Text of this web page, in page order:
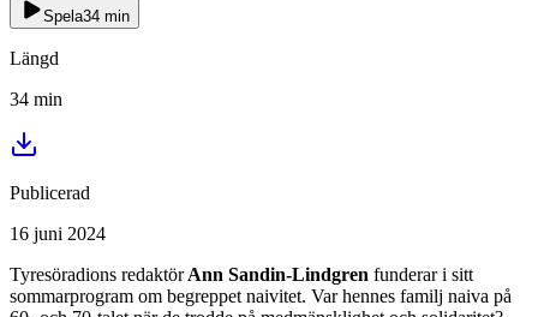
Spela34 min
Längd
34 min
Publicerad
16 juni 2024
Tyresöradions redaktörAnn Sandin-Lindgren funderar i sitt
sommarprogram om begreppet naivitet. Var hennes familj naiva på